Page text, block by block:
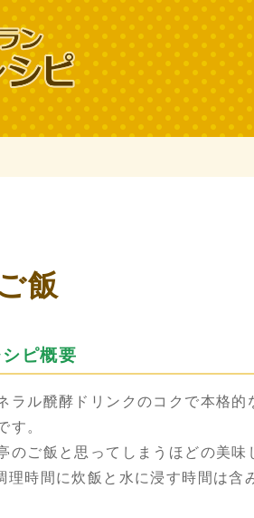
飯
シピ概要
ラル醗酵ドリンクのコクで本格的
す。
のご飯と思ってしまうほどの美味
理時間に炊飯と水に浸す時間は含